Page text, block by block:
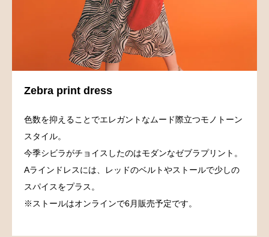
Zebra print dress
色数を抑えることでエレガントなムード際立つモノトーン
スタイル。
今季シビラがチョイスしたのはモダンなゼブラプリント。
Aラインドレスには、レッドのベルトやストールで少しの
スパイスをプラス。
※ストールはオンラインで6月販売予定です。